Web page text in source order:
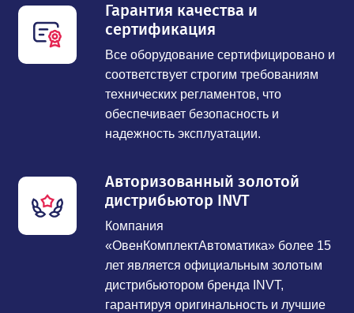
Гарантия качества и
сертификация
Все оборудование сертифицировано и
соответствует строгим требованиям
технических регламентов, что
обеспечивает безопасность и
надежность эксплуатации.
Авторизованный золотой
дистрибьютор INVT
Компания
«ОвенКомплектАвтоматика» более 15
лет является официальным золотым
дистрибьютором бренда INVT,
гарантируя оригинальность и лучшие